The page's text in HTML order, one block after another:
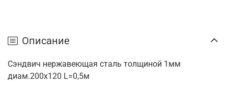
Описание
Сэндвич нержавеющая сталь толщиной 1мм
диам.200х120 L=0,5м